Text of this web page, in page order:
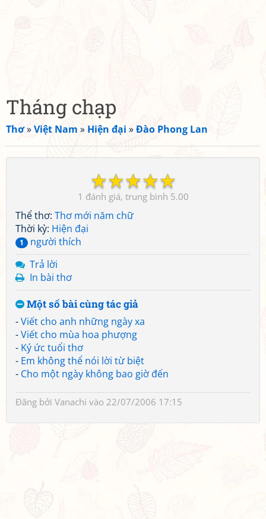
Tháng chạp
Thơ»Việt Nam » Hiện đại »Đào Phong Lan
☆
☆
☆
☆
☆
1 5.00
Thể thơ: Thơ mới năm chữ
Thời kỳ: Hiện đại
1
người thích
Trả lời
In bài thơ
Một số bài cùng tác giả
-Viết cho anh những ngày xa
-Viết cho mùa hoa phượng
- Ký ức tuổi thơ
- Em không thể nói lời từ biệt
- Cho một ngày không bao giờ đến
Đăng bởi Vanachi vào 22/07/2006 17:15